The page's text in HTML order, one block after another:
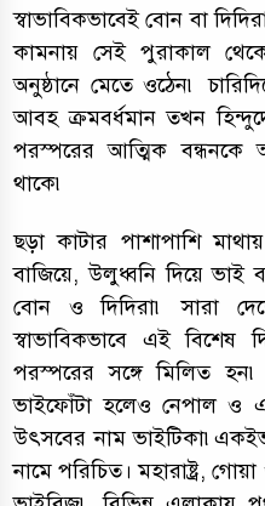
স্বাভাবিকভাবেই বোন বা
কামনায় সেই পুরাকাল
অনুষ্ঠানে মেতে ওঠেন৷
আবহ ক্রমবর্ধমান তখন
পরস্পরের আত্মিক বন্ধনকে
থাকে৷
ছড়া কাটার পাশাপাশি
বাজিয়ে, উলুধ্বনি দিয়ে ভাই
বোন ও দিদিরা৷ সারা
স্বাভাবিকভাবে এই বিশেষ
পরস্পরের সঙ্গে মিলিত
ভাইফোঁটা হলেও নেপাল ও
উৎসবের নাম
নামে পরিচিত। মহারাষ্ট্র,